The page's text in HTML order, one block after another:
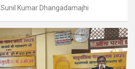
Sunil Kumar Dhangadamajhi